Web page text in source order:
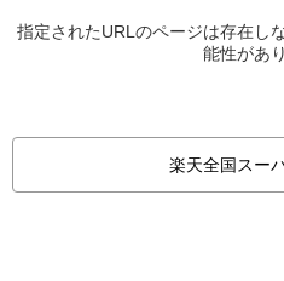
指定されたURLのページは存在し
能性があ
楽天全国スー